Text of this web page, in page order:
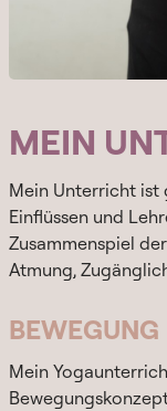
MEIN
Mein Unterricht
Einflüssen und
Zusammenspiel
Atmung,
BEWEGUNG
Mein